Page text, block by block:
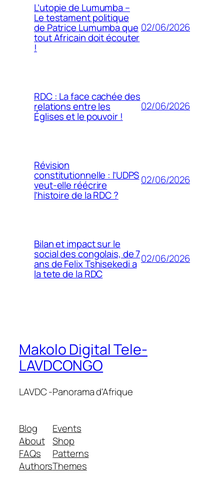
L’utopie de Lumumba –
Le testament politique
de Patrice Lumumba que
tout Africain doit écouter
!
02/06/2026
RDC : La face cachée des
relations entre les
Églises et le pouvoir !
02/06/2026
Révision
constitutionnelle : l’UDPS
veut-elle réécrire
l’histoire de la RDC ?
02/06/2026
Bilan et impact sur le
social des congolais, de 7
ans de Felix Tshisekedi a
la tete de la RDC
02/06/2026
Makolo Digital Tele-
LAVDCONGO
LAVDC -Panorama d'Afrique
Blog
About
FAQs
Authors
Events
Shop
Patterns
Themes